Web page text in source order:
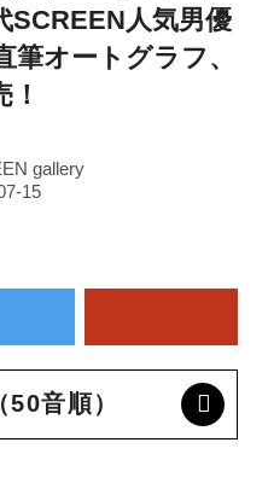
SCREEN人気男優
筆オートグラフ、
gallery
音順）